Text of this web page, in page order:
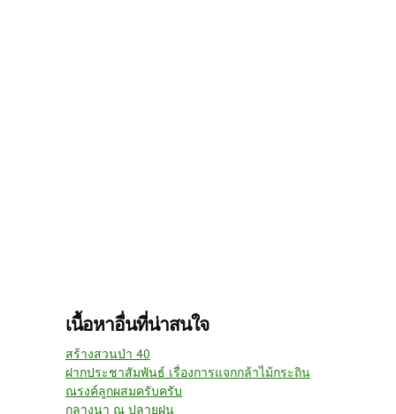
เนื้อหาอื่นที่น่าสนใจ
สร้างสวนป่า 40
ฝากประชาสัมพันธ์ เรื่องการแจกกล้าไม้กระถิน
ณรงค์ลูกผสมครับครับ
กลางนา ณ ปลายฝน